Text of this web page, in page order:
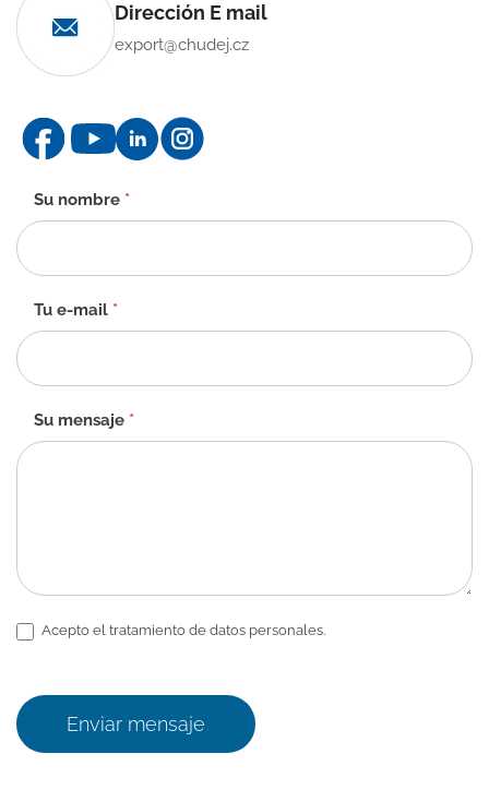
Dirección E mail
export@chudej.cz
Formulario
de
contacto
-
Su nombre *
Tu e-mail *
Su mensaje *
Acepto el tratamiento de datos personales.
Enviar mensaje